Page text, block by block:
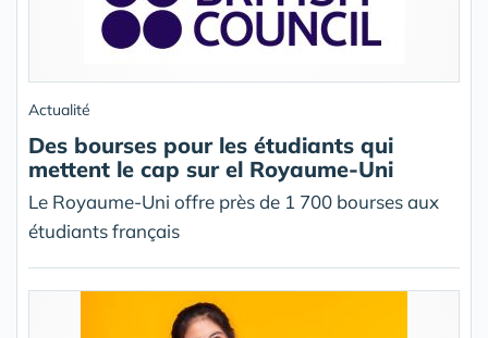
Actualité
Des bourses pour les étudiants qui
mettent le cap sur el Royaume-Uni
Le Royaume-Uni offre près de 1 700 bourses aux
étudiants français